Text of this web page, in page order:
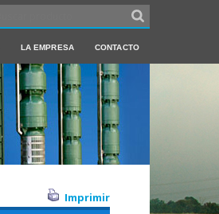
LA EMPRESA CONTACTO
Imprimir